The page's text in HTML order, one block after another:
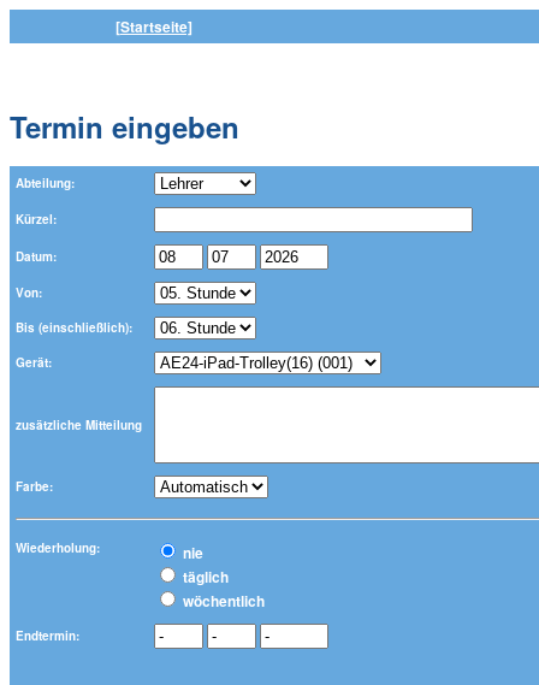
[Startseite]
Termin eingeben
Abteilung:
Kürzel:
Datum:
Von:
Bis (einschließlich):
Gerät:
zusätzliche Mitteilung
Farbe:
Wiederholung:
nie
täglich
wöchentlich
Endtermin: